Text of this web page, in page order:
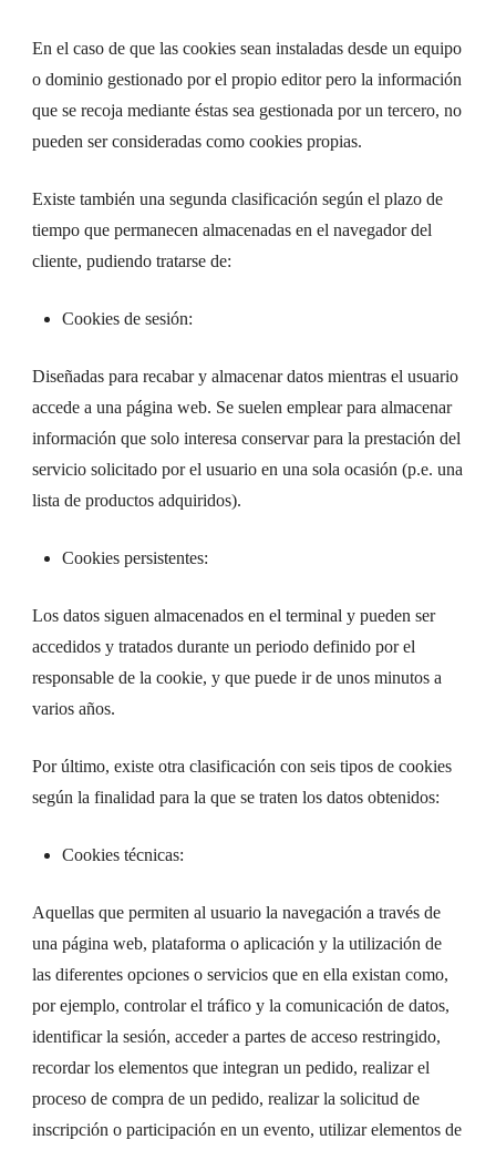
En el caso de que las cookies sean instaladas desde un equipo
o dominio gestionado por el propio editor pero la información
que se recoja mediante éstas sea gestionada por un tercero, no
pueden ser consideradas como cookies propias.
Existe también una segunda clasificación según el plazo de
tiempo que permanecen almacenadas en el navegador del
cliente, pudiendo tratarse de:
Cookies de sesión:
Diseñadas para recabar y almacenar datos mientras el usuario
accede a una página web. Se suelen emplear para almacenar
información que solo interesa conservar para la prestación del
servicio solicitado por el usuario en una sola ocasión (p.e. una
lista de productos adquiridos).
Cookies persistentes:
Los datos siguen almacenados en el terminal y pueden ser
accedidos y tratados durante un periodo definido por el
responsable de la cookie, y que puede ir de unos minutos a
varios años.
Por último, existe otra clasificación con seis tipos de cookies
según la finalidad para la que se traten los datos obtenidos:
Cookies técnicas:
Aquellas que permiten al usuario la navegación a través de
una página web, plataforma o aplicación y la utilización de
las diferentes opciones o servicios que en ella existan como,
por ejemplo, controlar el tráfico y la comunicación de datos,
identificar la sesión, acceder a partes de acceso restringido,
recordar los elementos que integran un pedido, realizar el
proceso de compra de un pedido, realizar la solicitud de
inscripción o participación en un evento, utilizar elementos de